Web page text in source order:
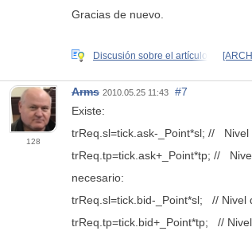
Gracias de nuevo.
Discusión sobre el artículo
128
Arms 2010.05.25 11:43
#7
Existe:
trReq.sl=tick.ask-_Point*sl; //
trReq.tp=tick.ask+_Point*tp; //
necesario:
trReq.sl=tick.bid-_Point*sl;
// Nivel
trReq.tp=tick.bid+_Point*tp;
//